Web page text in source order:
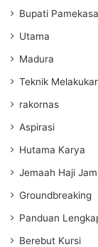
Bupati
Utama
Madura
Teknik
rakornas
Aspirasi
Hutama Karya
Jemaah Haji
Groundbreaking
Panduan
Berebut Kursi